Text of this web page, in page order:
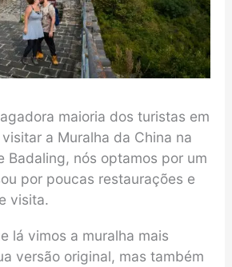
maioria dos turistas em
a Muralha da China na
Badaling, nós optamos por um
por poucas restaurações e
visita.
lá vimos a muralha mais
versão original, mas também